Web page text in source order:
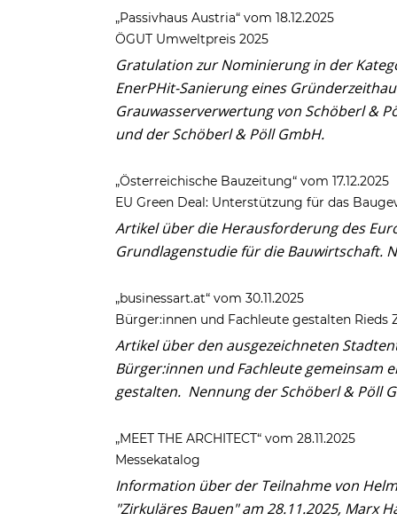
„Passivhaus Austria“ vom 18.12.2025
ÖGUT Umweltpreis 2025
Gratulation zur Nominierung in der
EnerPHit-Sanierung eines
Grauwasserverwertung von Schöberl &
und der Schöberl & Pöll GmbH.
„Österreichische Bauzeitung“ vom 17.12.2025
EU Green Deal: Unterstützung für das
Artikel über die Herausforderung des
Grundlagenstudie für die Bauwirtschaft.
„businessart.at“ vom 30.11.2025
Bürger:innen und Fachleute gestalten Rieds
Artikel über den ausgezeichneten
Bürger:innen und Fachleute gemeinsam
gestalten. Nennung der Schöberl & Pöll
„MEET THE ARCHITECT“ vom 28.11.2025
Messekatalog
Information über der Teilnahme von
"Zirkuläres Bauen" am 28.11.2025, Marx